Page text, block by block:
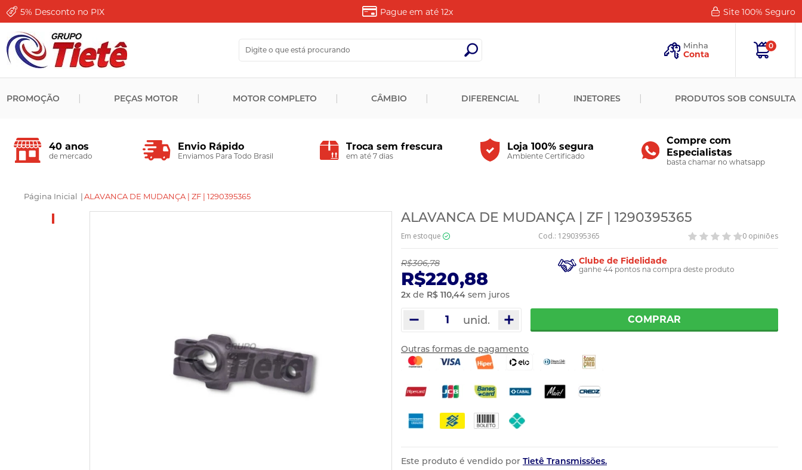
5% Desconto no PIX Pague em até 12x Site 100% Seguro
Minha
Conta
Senha?
Novo
CADASTRAR
0
PROMOÇÃO PEÇAS MOTOR MOTOR COMPLETO CÂMBIO DIFERENCIAL INJETORES PRODUTOS SOB CONSULTA
40 anos
de mercado
Envio Rápido
Enviamos Para Todo Brasil
Troca sem frescura
em até 7 dias
Loja 100% segura
Ambiente Certificado
Compre com
Especialistas
basta chamar no whatsapp
Página Inicial |ALAVANCA DE MUDANÇA | ZF | 1290395365
ALAVANCA DE MUDANÇA | ZF | 1290395365
Em estoque Cod.: 1290395365 0 opiniões
R$306,78
R$220,88
2x de R$ 110,44 sem juros
Clube de Fidelidade
ganhe 44 pontos na compra deste produto
unid. COMPRAR
Outras formas de pagamento
Este produto é vendido por Tietê Transmissões.